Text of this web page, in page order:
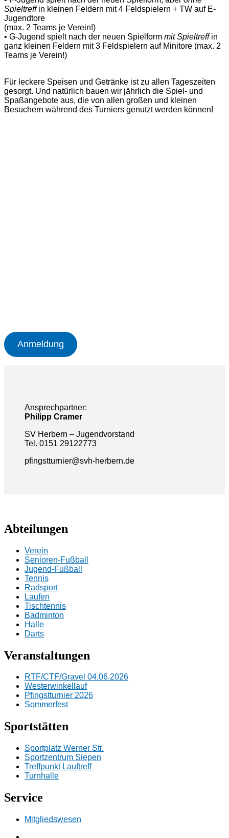
Spieltreffin kleinen Feldern mit 4 Feldspielern + TW auf E-
Jugendtore
(max. 2 Teams je Verein!)
• G-Jugend spielt nach der neuen Spielform mit Spieltreffin
ganz kleinen Feldern mit 3 Feldspielern auf Minitore (max. 2
Teams je Verein!)
Für leckere Speisen und Getränke ist zu allen Tageszeiten
gesorgt. Und natürlich bauen wir jährlich die Spiel- und
Spaßangebote aus, die von allen großen und kleinen
Besuchern während des Turniers genutzt werden können!
Anmeldung
Ansprechpartner:
Philipp Cramer
SV Herbern – Jugendvorstand
Tel. 0151 29122773
pfingstturnier@svh-herbern.de
Abteilungen
Verein
Senioren-Fußball
Jugend-Fußball
Tennis
Radsport
Laufen
Tischtennis
Badminton
Halle
Darts
Veranstaltungen
RTF/CTF/Gravel 04.06.2026
Westerwinkellauf
Pfingstturnier 2026
Sommerfest
Sportstätten
Sportplatz Werner Str.
Sportzentrum Siepen
Treffpunkt Lauftreff
Turnhalle
Service
Mitgliedswesen